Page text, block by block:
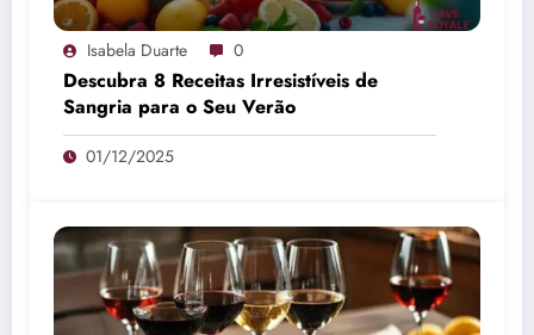
Isabela Duarte 0
Descubra 8 Receitas Irresistíveis de
Sangria para o Seu Verão
01/12/2025